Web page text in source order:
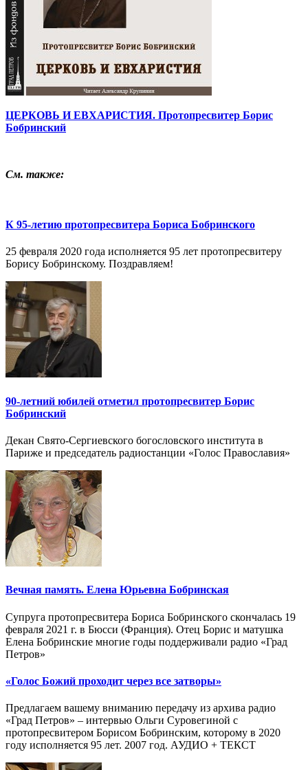
ЦЕРКОВЬ И ЕВХАРИСТИЯ. Протопресвитер Борис
Бобринский
См. также:
К 95-летию протопресвитера Бориса Бобринского
25 февраля 2020 года исполняется 95 лет протопресвитеру
Борису Бобринскому. Поздравляем!
90-летний юбилей отметил протопресвитер Борис
Бобринский
Декан Свято-Сергиевского богословского института в
Париже и председатель радиостанции «Голос Православия»
Вечная память. Елена Юрьевна Бобринская
Супруга протопресвитера Бориса Бобринского скончалась 19
февраля 2021 г. в Бюсси (Франция). Отец Борис и матушка
Елена Бобринские многие годы поддерживали радио «Град
Петров»
«Голос Божий проходит через все затворы»
Предлагаем вашему вниманию передачу из архива радио
«Град Петров» – интервью Ольги Суровегиной с
протопресвитером Борисом Бобринским, которому в 2020
году исполняется 95 лет. 2007 год. АУДИО + ТЕКСТ